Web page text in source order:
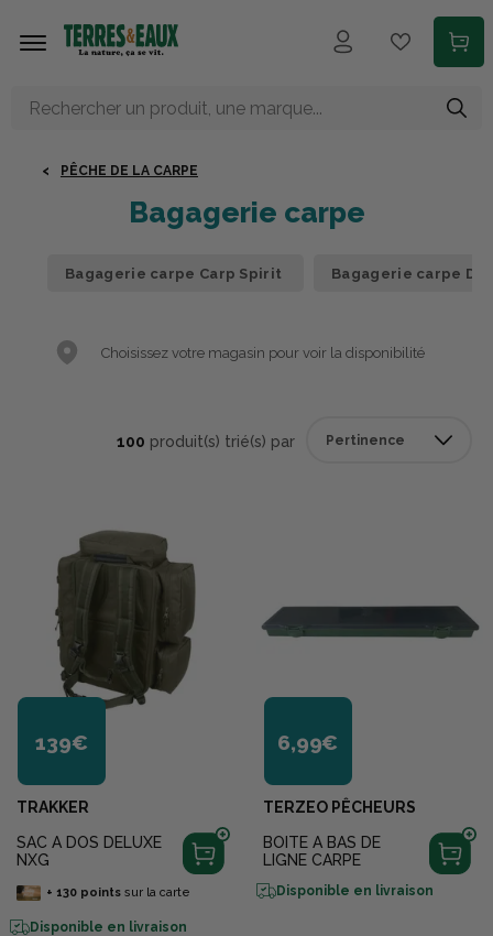
PÊCHE DE LA CARPE
Bagagerie carpe
Bagagerie carpe Carp Spirit Bagagerie carpe
Choisissez votre magasin pour voir la disponibilité
100 produit(s) trié(s) par
139€
TRAKKER
SAC A DOS DELUXE
NXG
+ 130pointssur la carte
Disponible en livraison
6,99€
TERZEO PÊCHEURS
BOITE A BAS DE
LIGNE CARPE
Disponible en livraison